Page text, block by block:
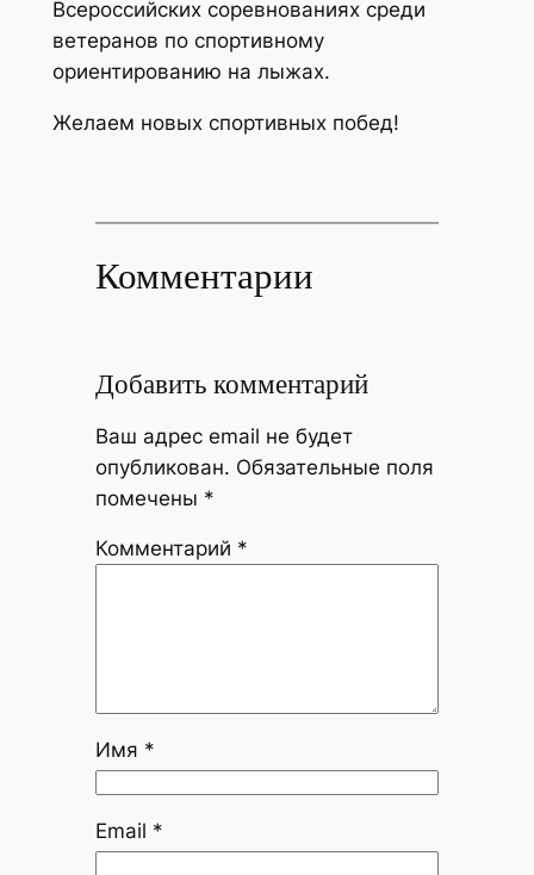
Всероссийских соревнованиях среди
ветеранов по спортивному
ориентированию на лыжах.
Желаем новых спортивных побед!
Комментарии
Добавить комментарий
Ваш адрес email не будет
опубликован. Обязательные поля
помечены *
Комментарий *
Имя *
Email *